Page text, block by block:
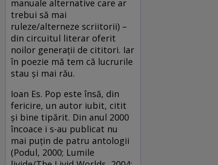
manuale alternative care ar
trebui să mai
ruleze/alterneze scriitorii) –
din circuitul literar oferit
noilor generaţii de cititori. Iar
în poezie mă tem că lucrurile
stau şi mai rău.
Ioan Es. Pop este însă, din
fericire, un autor iubit, citit
şi bine tipărit. Din anul 2000
încoace i s-au publicat nu
mai puţin de patru antologii
(Podul, 2000; Lumile